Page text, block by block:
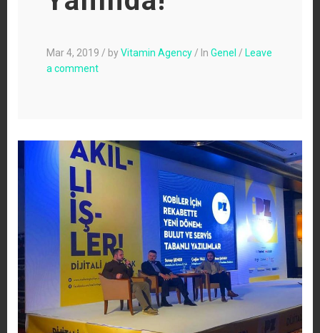
Mar 4, 2019 / byVitamin Agency / In Genel / Leave
a comment